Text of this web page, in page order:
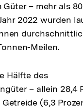
– mehr als
2022 wurden
Meilen.
Hälfte des
– allein 28,4
(6,3